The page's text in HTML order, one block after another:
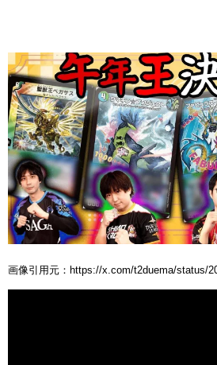
画像引用元：https://x.com/t2duema/status/